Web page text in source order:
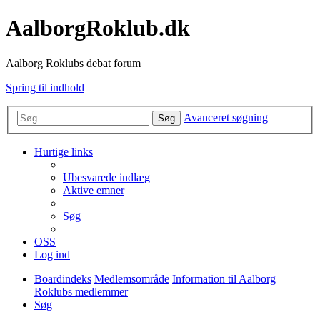
AalborgRoklub.dk
Aalborg Roklubs debat forum
Spring til indhold
Søg Avanceret søgning
Hurtige links
Ubesvarede indlæg
Aktive emner
Søg
OSS
Log ind
Boardindeks Medlemsområde Information til Aalborg
Roklubs medlemmer
Søg